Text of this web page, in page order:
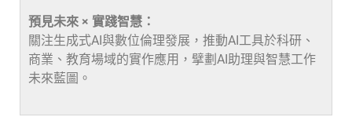
預見未來 × 實踐智慧：
關注生成式AI與數位倫理發展，推動AI工具於科研、
商業、教育場域的實作應用，擘劃AI助理與智慧工作
未來藍圖。